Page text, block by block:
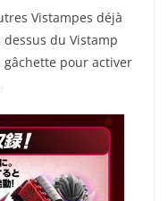
Vistampes déjà
du Vistamp
pour activer